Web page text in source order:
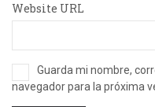
Website URL
Guarda mi nombre,
navegador para la próxima